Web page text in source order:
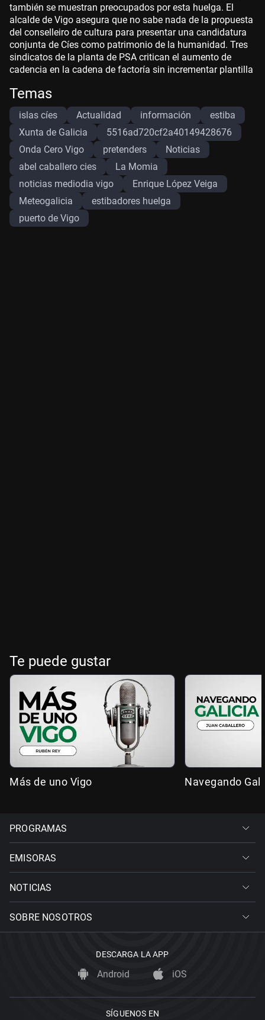
también se muestran preocupados por esta huelga. El
alcalde de Vigo asegura que no sabe nada de la propuesta
del conselleiro de cultura para presentar una candidatura
conjunta de Cíes como patrimonio de la humanidad. Tres
sindicatos de la planta de PSA critican el aumento de
cadencia en la cadena de factoría sin incrementar plantilla
Temas
islas cíes Actualidad información
estiba
Xunta de Galicia
5516ad720cf2a40149428676
Onda Cero Vigo
pretenders
Noticias
abel caballero cies
La Momia
noticias mediodia vigo
Enrique López Veiga
Meteogalicia
estibadores huelga
puerto de Vigo
Te puede gustar
Más de uno Vigo Navegando
PROGRAMAS
EMISORAS
NOTICIAS
SOBRE NOSOTROS
DESCARGA LA APP
Android iOS
SÍGUENOS EN